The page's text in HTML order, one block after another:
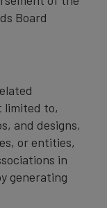
Board
limited to,
and designs,
or entities,
in
generating